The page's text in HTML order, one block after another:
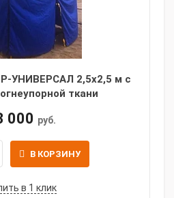
УНИВЕРСАЛ 2,5x2,5 м с
ткани
000 руб.
В КОРЗИНУ
в 1 клик